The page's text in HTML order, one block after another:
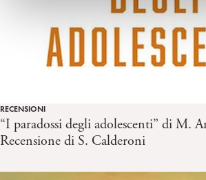
RECENSIONI
“I paradossi degli adolescenti” di M.
Recensione di S. Calderoni